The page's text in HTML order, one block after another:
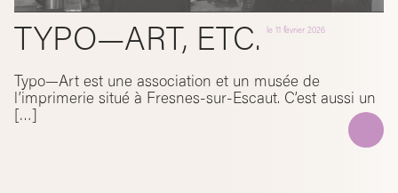
TYPO—ART, ETC. le11 février 2026
Typo—Art est une association et un musée de
l’imprimerie situé à Fresnes-sur-Escaut. C’est aussi un
[…]